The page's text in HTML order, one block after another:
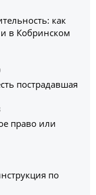
как
в Кобринском
пострадавшая
право или
по